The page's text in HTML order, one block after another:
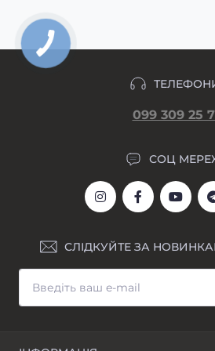
099 309 25
СОЦ
СЛІДКУЙТЕ ЗА